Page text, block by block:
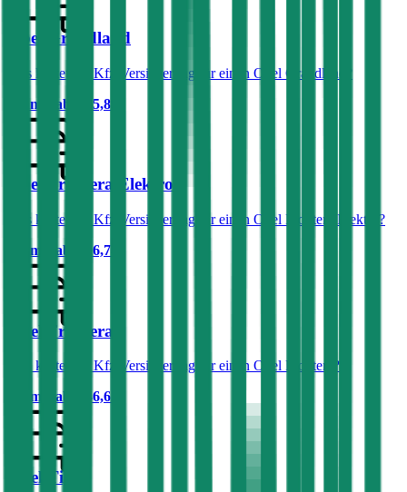
Opel Grandland
Was kostet die Kfz-Versicherung für einen Opel Grandland?
Prämie ab
€ 65,89
Opel Frontera Elektro
Was kostet die Kfz-Versicherung für einen Opel Frontera Elektro?
Prämie ab
€ 26,74
Opel Frontera
Was kostet die Kfz-Versicherung für einen Opel Frontera?
Prämie ab
€ 46,62
Opel Tigra